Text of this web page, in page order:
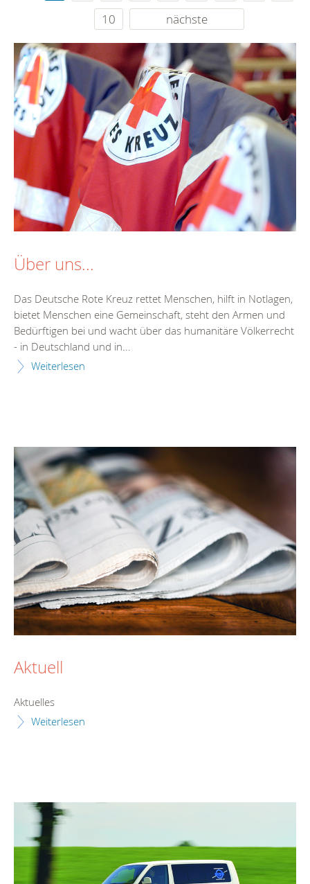
10
nächste
Über uns...
Das Deutsche Rote Kreuz rettet Menschen, hilft in Notlagen,
bietet Menschen eine Gemeinschaft, steht den Armen und
Bedürftigen bei und wacht über das humanitäre Völkerrecht
- in Deutschland und in...
Weiterlesen
Aktuell
Aktuelles
Weiterlesen